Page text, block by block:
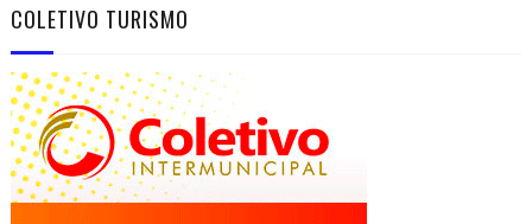
COLETIVO TURISMO